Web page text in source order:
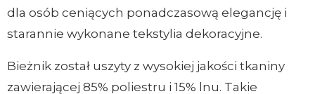
dla osób ceniących ponadczasową elegancję i
starannie wykonane tekstylia dekoracyjne.
Bieżnik został uszyty z wysokiej jakości tkaniny
zawierającej 85% poliestru i 15% lnu. Takie